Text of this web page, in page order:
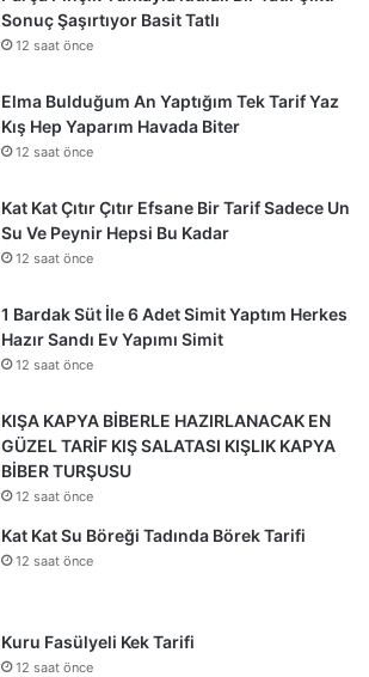
Sonuç Şaşırtıyor Basit Tatlı
12 saat önce
Elma Bulduğum An Yaptığım Tek Tarif Yaz
Kış Hep Yaparım Havada Biter
12 saat önce
Kat Kat Çıtır Çıtır Efsane Bir Tarif Sadece Un
Su Ve Peynir Hepsi Bu Kadar
12 saat önce
1 Bardak Süt İle 6 Adet Simit Yaptım Herkes
Hazır Sandı Ev Yapımı Simit
12 saat önce
KIŞA KAPYA BİBERLE HAZIRLANACAK EN
GÜZEL TARİF KIŞ SALATASI KIŞLIK KAPYA
BİBER TURŞUSU
12 saat önce
Kat Kat Su Böreği Tadında Börek Tarifi
12 saat önce
Kuru Fasülyeli Kek Tarifi
12 saat önce